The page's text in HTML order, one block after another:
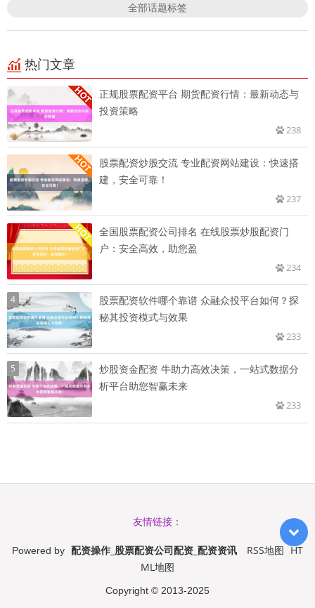
全部话题标签
热门文章
正规股票配资平台 期货配资行情：最新动态与
投资策略
238
股票配资炒股交流 专业配资网站建设：快速搭
建，安全可靠！
237
全国股票配资公司排名 在线股票炒股配资门
户：安全高效，助您盈
234
4
股票配资软件哪个靠谱 众融众投平台如何？探
秘其投资模式与效果
233
5
炒股资金配资 牛助力高效决策，一站式数据分
析平台助您智赢未来
233
友情链接：
Powered by 配资操作_股票配资公司配资_配资资讯 RSS地图 HT
ML地图
Copyright © 2013-2025